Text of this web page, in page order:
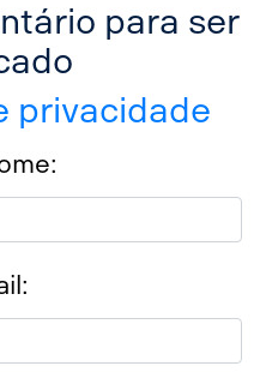
para ser
privacidade